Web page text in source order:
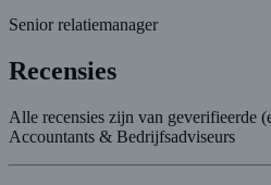
Senior relatiemanager
Recensies
Alle recensies zijn van geverifieerde
Accountants & Bedrijfsadviseurs